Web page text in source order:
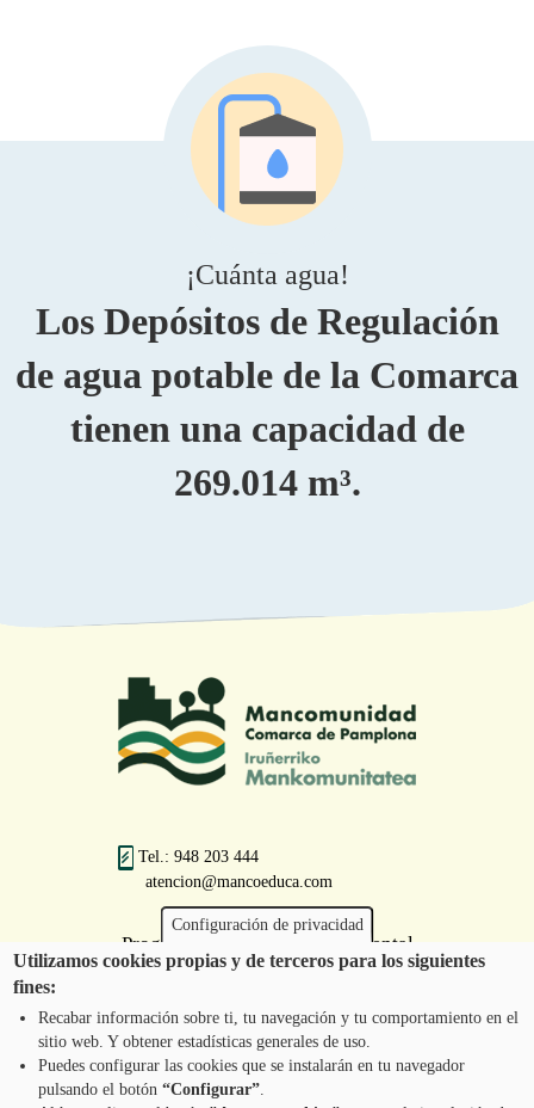
¡Cuánta agua!
Los Depósitos de Regulación
de agua potable de la Comarca
tienen una capacidad de
269.014 m³.
Tel.: 948 203 444
atencion@mancoeduca.com
Programa de Educación Ambiental
Escolar de la Mancomunidad de la
Configuración de privacidad
Utilizamos cookies propias y de terceros para los siguientes
fines:
Recabar información sobre ti, tu navegación y tu comportamiento en el
sitio web. Y obtener estadísticas generales de uso.
Puedes configurar las cookies que se instalarán en tu navegador
pulsando el botón“Configurar”.